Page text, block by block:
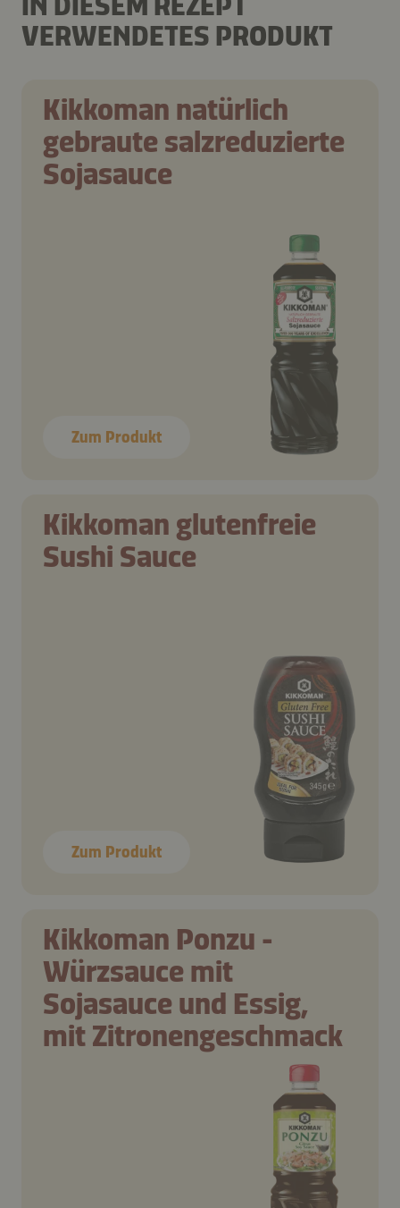
VERWENDETES PRODUKT
Kikkoman natürlich
gebraute salzreduzierte
Sojasauce
Zum Produkt
Kikkoman glutenfreie
Sushi Sauce
Zum Produkt
Kikkoman Ponzu -
Würzsauce mit
Sojasauce und Essig,
mit Zitronengeschmack